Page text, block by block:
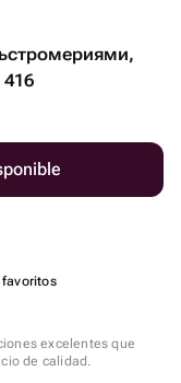
favoritos
excelentes que
de calidad.